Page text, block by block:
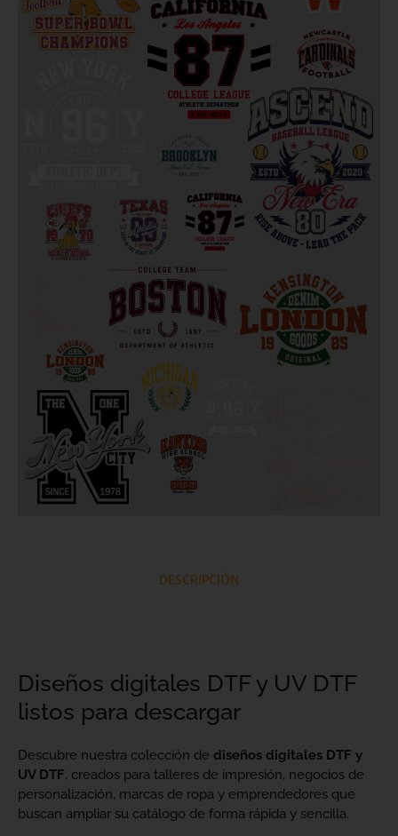
DESCRIPCIÓN
Diseños digitales DTF y UV DTF
listos para descargar
Descubre nuestra colección de diseños digitales DTF y
UV DTF, creados para talleres de impresión, negocios de
personalización, marcas de ropa y emprendedores que
buscan ampliar su catálogo de forma rápida y sencilla.